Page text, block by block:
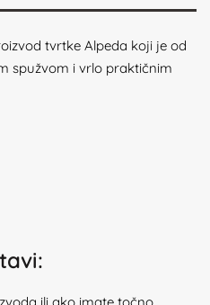
tvrtke Alpeda koji je od
spužvom i vrlo praktičnim